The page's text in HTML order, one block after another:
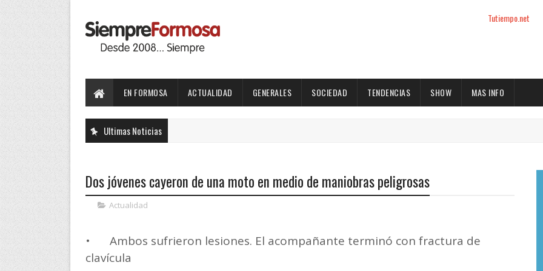
Tutiempo.net
EN FORMOSA ACTUALIDAD GENERALES SOCIEDAD TENDENCIAS SHOW MAS INFO
Ultimas Noticias
Dos jóvenes cayeron de una moto en medio de maniobras peligrosas
Actualidad
•
Ambos sufrieron lesiones. El acompañante terminó con fractura de
clavícula